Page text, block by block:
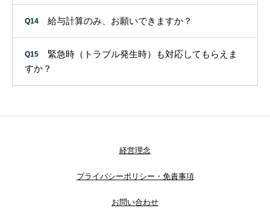
Q14 給与計算のみ、お願いできますか？
Q15
緊急時（トラブル発生時）も対応してもらえま
すか？
経営理念
プライバシーポリシー・免責事項
お問い合わせ